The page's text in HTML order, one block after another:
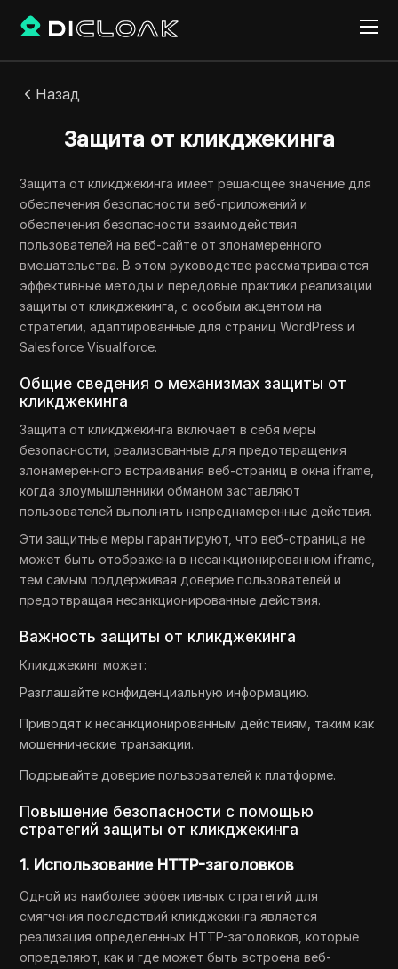
Назад
Защита от кликджекинга
Защита от кликджекинга имеет решающее значение для
обеспечения безопасности веб-приложений и
обеспечения безопасности взаимодействия
пользователей на веб-сайте от злонамеренного
вмешательства. В этом руководстве рассматриваются
эффективные методы и передовые практики реализации
защиты от кликджекинга, с особым акцентом на
стратегии, адаптированные для страниц WordPress и
Salesforce Visualforce.
Общие сведения о механизмах защиты от
кликджекинга
Защита от кликджекинга включает в себя меры
безопасности, реализованные для предотвращения
злонамеренного встраивания веб-страниц в окна iframe,
когда злоумышленники обманом заставляют
пользователей выполнять непреднамеренные действия.
Эти защитные меры гарантируют, что веб-страница не
может быть отображена в несанкционированном iframe,
тем самым поддерживая доверие пользователей и
предотвращая несанкционированные действия.
Важность защиты от кликджекинга
Кликджекинг может:
Разглашайте конфиденциальную информацию.
Приводят к несанкционированным действиям, таким как
мошеннические транзакции.
Подрывайте доверие пользователей к платформе.
Повышение безопасности с помощью
стратегий защиты от кликджекинга
1. Использование HTTP-заголовков
Одной из наиболее эффективных стратегий для
смягчения последствий кликджекинга является
реализация определенных HTTP-заголовков, которые
определяют, как и где может быть встроена веб-